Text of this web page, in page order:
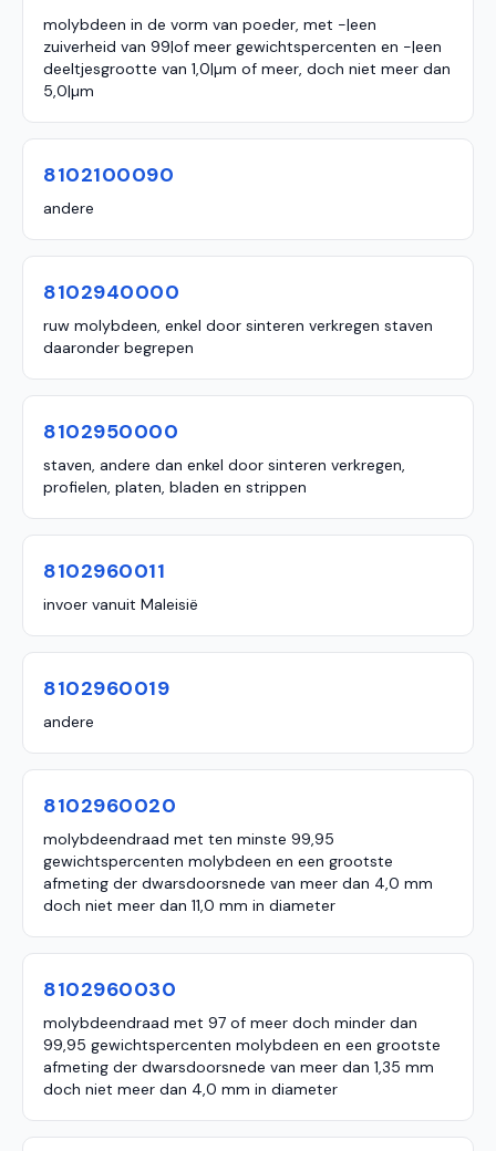
molybdeen in de vorm van poeder, met -|een
zuiverheid van 99|of meer gewichtspercenten en -|een
deeltjesgrootte van 1,0|µm of meer, doch niet meer dan
5,0|µm
8102100090
andere
8102940000
ruw molybdeen, enkel door sinteren verkregen staven
daaronder begrepen
8102950000
staven, andere dan enkel door sinteren verkregen,
profielen, platen, bladen en strippen
8102960011
invoer vanuit Maleisië
8102960019
andere
8102960020
molybdeendraad met ten minste 99,95
gewichtspercenten molybdeen en een grootste
afmeting der dwarsdoorsnede van meer dan 4,0 mm
doch niet meer dan 11,0 mm in diameter
8102960030
molybdeendraad met 97 of meer doch minder dan
99,95 gewichtspercenten molybdeen en een grootste
afmeting der dwarsdoorsnede van meer dan 1,35 mm
doch niet meer dan 4,0 mm in diameter